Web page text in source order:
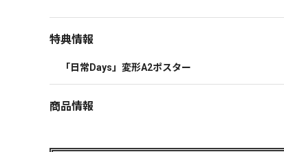
特典情報
「日常Days」変形A2ポスター
商品情報